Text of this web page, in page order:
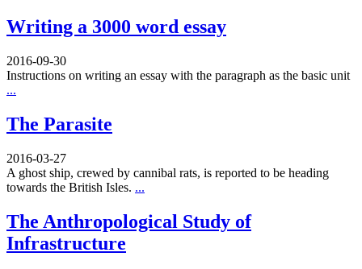
Writing a 3000 word essay
2016-09-30
Instructions on writing an essay with the paragraph as the basic unit
...
The Parasite
2016-03-27
A ghost ship, crewed by cannibal rats, is reported to be heading
towards the British Isles. ...
The Anthropological Study of
Infrastructure